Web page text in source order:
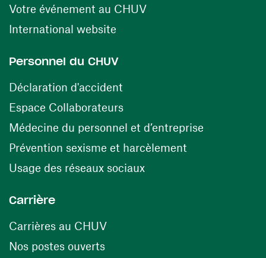
Votre événement au CHUV(opens in a new
International website
Personnel du CHUV
Déclaration d'accident
Espace Collaborateurs(opens in a new window)
Médecine du personnel et d’entreprise
Prévention sexisme et harcèlement
Usage des réseaux sociaux(opens in a new
Carrière
Carrières au CHUV(opens in a new window)
Nos postes ouverts(opens in a new window)